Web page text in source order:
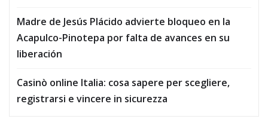
Madre de Jesús Plácido advierte bloqueo en la
Acapulco-Pinotepa por falta de avances en su
liberación
Casinò online Italia: cosa sapere per scegliere,
registrarsi e vincere in sicurezza